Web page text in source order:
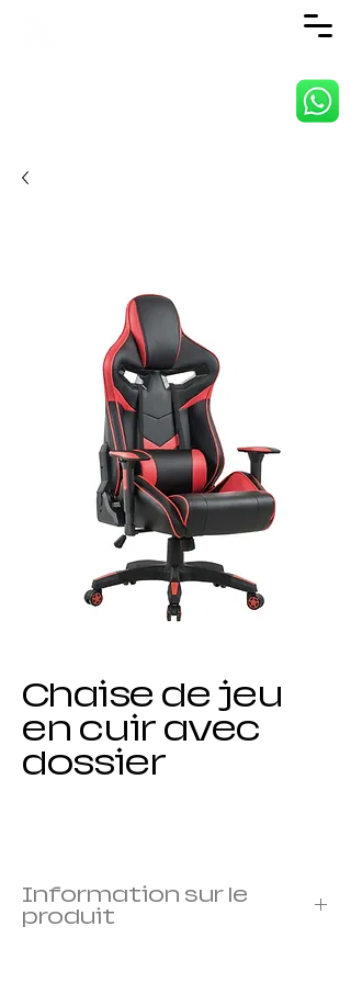
Chaise de jeu
en cuir avec
dossier
Information sur le
produit